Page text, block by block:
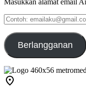
Masukkan alamat email
Contoh:
emailaku@gmail.com
Berlangganan